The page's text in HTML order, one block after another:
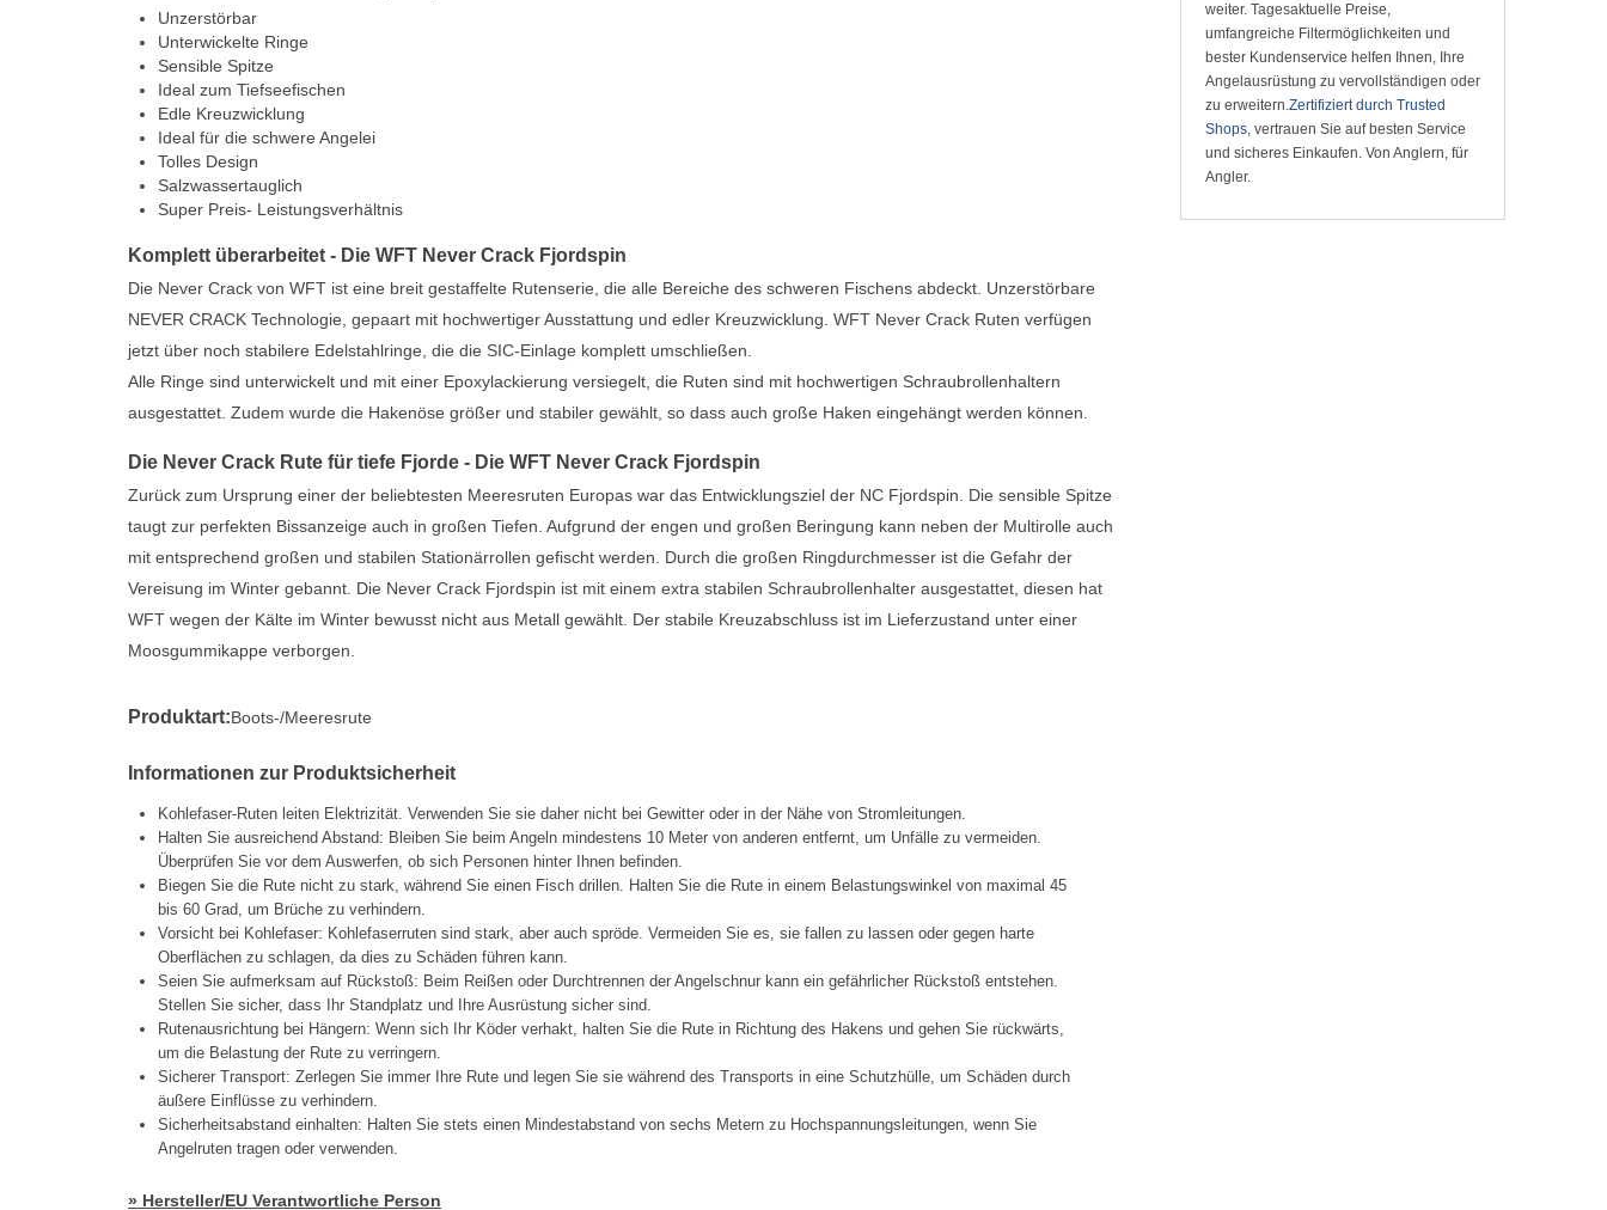
Unzerstörbar
Unterwickelte Ringe
Sensible Spitze
Ideal zum Tiefseefischen
Edle Kreuzwicklung
Ideal für die schwere Angelei
Tolles Design
Salzwassertauglich
Super Preis- Leistungsverhältnis
Komplett überarbeitet - Die WFT Never Crack Fjordspin
Die Never Crack von WFT ist eine breit gestaffelte Rutenserie, die alle Bereiche des schweren Fischens abdeckt. Unzerstörbare
NEVER CRACK Technologie, gepaart mit hochwertiger Ausstattung und edler Kreuzwicklung. WFT Never Crack Ruten verfügen
jetzt über noch stabilere Edelstahlringe, die die SIC-Einlage komplett umschließen.
Alle Ringe sind unterwickelt und mit einer Epoxylackierung versiegelt, die Ruten sind mit hochwertigen Schraubrollenhaltern
ausgestattet. Zudem wurde die Hakenöse größer und stabiler gewählt, so dass auch große Haken eingehängt werden können.
Die Never Crack Rute für tiefe Fjorde - Die WFT Never Crack Fjordspin
Zurück zum Ursprung einer der beliebtesten Meeresruten Europas war das Entwicklungsziel der NC Fjordspin. Die sensible Spitze
taugt zur perfekten Bissanzeige auch in großen Tiefen. Aufgrund der engen und großen Beringung kann neben der Multirolle auch
mit entsprechend großen und stabilen Stationärrollen gefischt werden. Durch die großen Ringdurchmesser ist die Gefahr der
Vereisung im Winter gebannt. Die Never Crack Fjordspin ist mit einem extra stabilen Schraubrollenhalter ausgestattet, diesen hat
WFT wegen der Kälte im Winter bewusst nicht aus Metall gewählt. Der stabile Kreuzabschluss ist im Lieferzustand unter einer
Moosgummikappe verborgen.
Produktart:Boots-/Meeresrute
Informationen zur Produktsicherheit
Kohlefaser-Ruten leiten Elektrizität. Verwenden Sie sie daher nicht bei Gewitter oder in der Nähe von Stromleitungen.
Halten Sie ausreichend Abstand: Bleiben Sie beim Angeln mindestens 10 Meter von anderen entfernt, um Unfälle zu vermeiden.
Überprüfen Sie vor dem Auswerfen, ob sich Personen hinter Ihnen befinden.
Biegen Sie die Rute nicht zu stark, während Sie einen Fisch drillen. Halten Sie die Rute in einem Belastungswinkel von maximal 45
bis 60 Grad, um Brüche zu verhindern.
Vorsicht bei Kohlefaser: Kohlefaserruten sind stark, aber auch spröde. Vermeiden Sie es, sie fallen zu lassen oder gegen harte
Oberflächen zu schlagen, da dies zu Schäden führen kann.
Seien Sie aufmerksam auf Rückstoß: Beim Reißen oder Durchtrennen der Angelschnur kann ein gefährlicher Rückstoß entstehen.
Stellen Sie sicher, dass Ihr Standplatz und Ihre Ausrüstung sicher sind.
Rutenausrichtung bei Hängern: Wenn sich Ihr Köder verhakt, halten Sie die Rute in Richtung des Hakens und gehen Sie rückwärts,
um die Belastung der Rute zu verringern.
Sicherer Transport: Zerlegen Sie immer Ihre Rute und legen Sie sie während des Transports in eine Schutzhülle, um Schäden durch
äußere Einflüsse zu verhindern.
Sicherheitsabstand einhalten: Halten Sie stets einen Mindestabstand von sechs Metern zu Hochspannungsleitungen, wenn Sie
Angelruten tragen oder verwenden.
» Hersteller/EU Verantwortliche Person
weiter. Tagesaktuelle Preise,
umfangreiche Filtermöglichkeiten und
bester Kundenservice helfen Ihnen, Ihre
Angelausrüstung zu vervollständigen oder
zu erweitern.Zertifiziert durch Trusted
Shops, vertrauen Sie auf besten Service
und sicheres Einkaufen. Von Anglern, für
Angler.